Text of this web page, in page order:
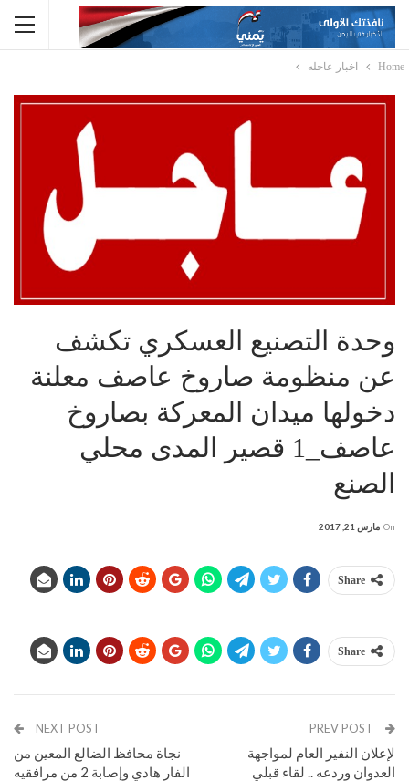
Home اخبار عاجله
وحدة التصنيع العسكري تكشف
عن منظومة صاروخ عاصف معلنة
دخولها ميدان المعركة بصاروخ
عاصف_1 قصير المدى محلي
الصنع
On مارس 21, 2017
Share
Share
لإعلان النفير العام لمواجهة
العدوان وردعه .. لقاء قبلي
NEXT POST
نجاة محافظ الضالع المعين من
الفار هادي وإصابة 2 من مرافقيه